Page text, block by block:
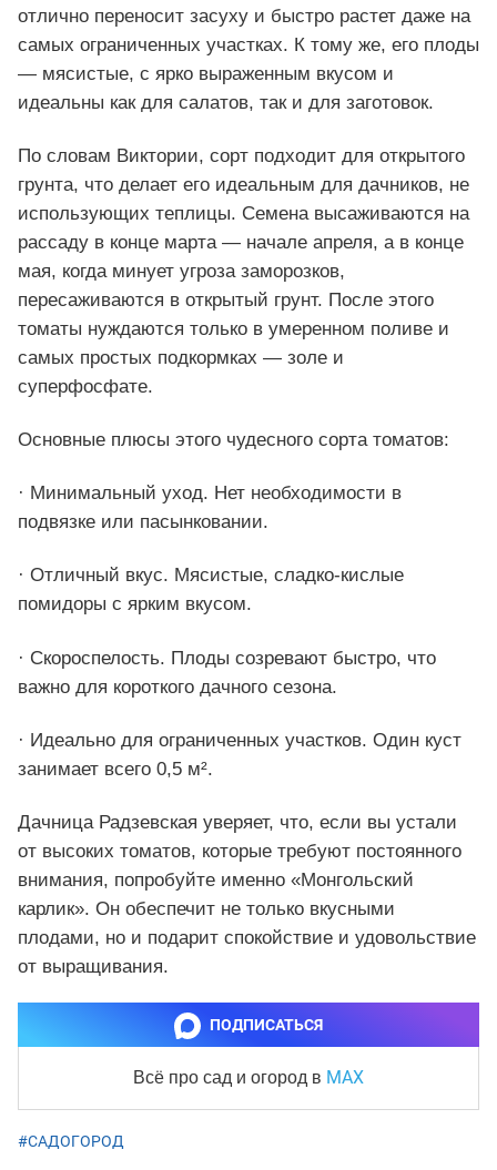
отлично переносит засуху и быстро растет даже на
самых ограниченных участках. К тому же, его плоды
— мясистые, с ярко выраженным вкусом и
идеальны как для салатов, так и для заготовок.
По словам Виктории, сорт подходит для открытого
грунта, что делает его идеальным для дачников, не
использующих теплицы. Семена высаживаются на
рассаду в конце марта — начале апреля, а в конце
мая, когда минует угроза заморозков,
пересаживаются в открытый грунт. После этого
томаты нуждаются только в умеренном поливе и
самых простых подкормках — золе и
суперфосфате.
Основные плюсы этого чудесного сорта томатов:
· Минимальный уход. Нет необходимости в
подвязке или пасынковании.
· Отличный вкус. Мясистые, сладко-кислые
помидоры с ярким вкусом.
· Скороспелость. Плоды созревают быстро, что
важно для короткого дачного сезона.
· Идеально для ограниченных участков. Один куст
занимает всего 0,5 м².
Дачница Радзевская уверяет, что, если вы устали
от высоких томатов, которые требуют постоянного
внимания, попробуйте именно «Монгольский
карлик». Он обеспечит не только вкусными
плодами, но и подарит спокойствие и удовольствие
от выращивания.
ПОДПИСАТЬСЯ
Всё про сад и огород в MAX
#САДОГОРОД